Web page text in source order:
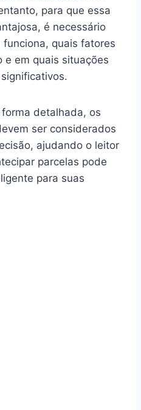
para que essa
é necessário
quais fatores
e em quais situações
detalhada, os
ser considerados
ajudando o leitor
parcelas pode
para suas